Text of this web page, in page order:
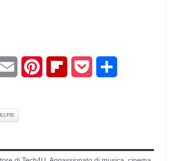
Email Pinterest FlipboardPocket